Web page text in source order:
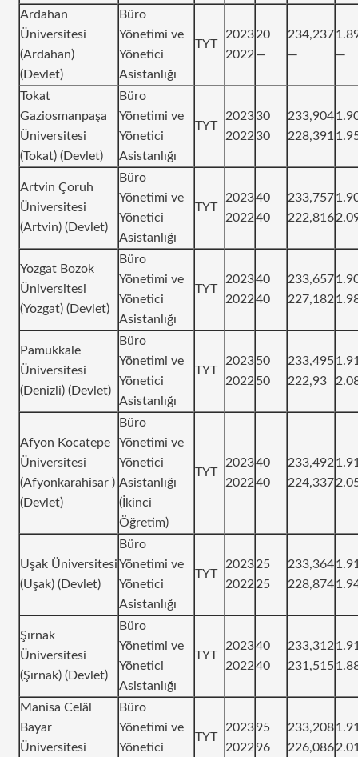
Ardahan
Üniversitesi
(Ardahan)
(Devlet)
Büro
Yönetimi ve
Yönetici
Asistanlığı
TYT
2023
2022
20
—
234,237
—
—
Tokat
Gaziosmanpaşa
Üniversitesi
(Tokat) (Devlet)
Büro
Yönetimi ve
Yönetici
Asistanlığı
TYT
2023
2022
30
30
233,904
228,391
Artvin Çoruh
Üniversitesi
(Artvin) (Devlet)
Büro
Yönetimi ve
Yönetici
Asistanlığı
TYT
2023
2022
40
40
233,757
222,816
Yozgat Bozok
Üniversitesi
(Yozgat) (Devlet)
Büro
Yönetimi ve
Yönetici
Asistanlığı
TYT
2023
2022
40
40
233,657
227,182
Pamukkale
Üniversitesi
(Denizli) (Devlet)
Büro
Yönetimi ve
Yönetici
Asistanlığı
TYT
2023
2022
50
50
233,495
222,93
Afyon Kocatepe
Üniversitesi
(Afyonkarahisar )
(Devlet)
Büro
Yönetimi ve
Yönetici
Asistanlığı
(İkinci
Öğretim)
TYT
2023
2022
40
40
233,492
224,337
Uşak Üniversitesi
(Uşak) (Devlet)
Büro
Yönetimi ve
Yönetici
Asistanlığı
TYT
2023
2022
25
25
233,364
228,874
Şırnak
Üniversitesi
(Şırnak) (Devlet)
Büro
Yönetimi ve
Yönetici
Asistanlığı
TYT
2023
2022
40
40
233,312
231,515
Manisa Celâl
Bayar
Üniversitesi
Büro
Yönetimi ve
Yönetici
TYT
2023
2022
95
96
233,208
226,086